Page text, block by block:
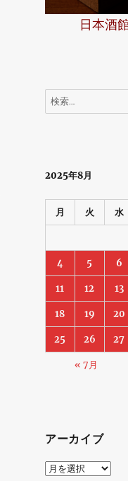
日本酒
検
索:
2025年8月
月 火 水
4 5 6
11 12 13
18 19 20
25 26 27
« 7月
アーカイブ
ア